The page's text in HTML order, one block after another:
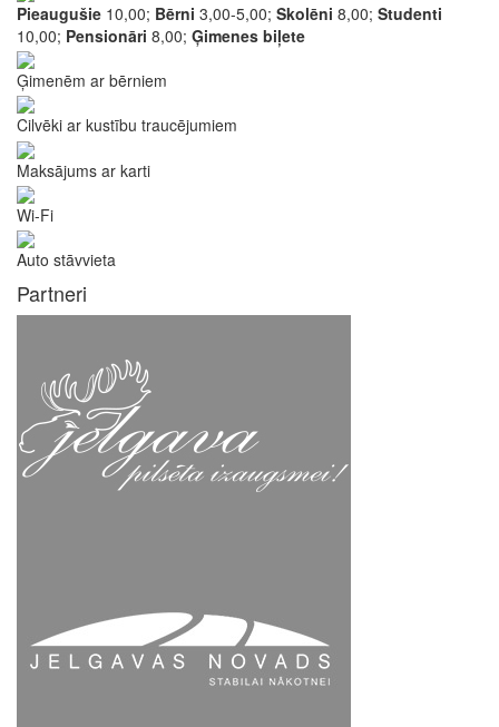
Pieaugušie 10,00; Bērni 3,00-5,00; Skolēni 8,00; Studenti
10,00; Pensionāri 8,00; Ģimenes biļete
Ģimenēm ar bērniem
Cilvēki ar kustību traucējumiem
Maksājums ar karti
Wi-Fi
Auto stāvvieta
Partneri